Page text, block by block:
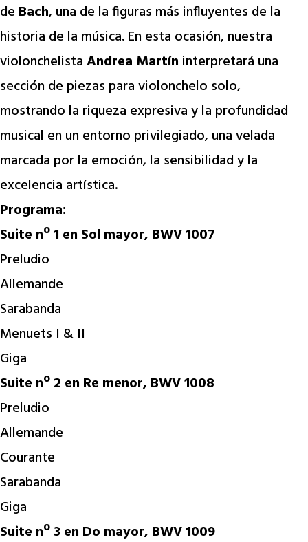
de Bach, una de la figuras más influyentes de la
historia de la música. En esta ocasión, nuestra
violonchelistaAndrea Martín interpretará una
sección de piezas para violonchelo solo,
mostrando la riqueza expresiva y la profundidad
musical en un entorno privilegiado, una velada
marcada por la emoción, la sensibilidad y la
excelencia artística.
Programa:
Suite nº 1 en Sol mayor, BWV 1007
Preludio
Allemande
Sarabanda
Menuets I & II
Giga
Suite nº 2 en Re menor, BWV 1008
Preludio
Allemande
Courante
Sarabanda
Giga
Suite nº 3 en Do mayor, BWV 1009